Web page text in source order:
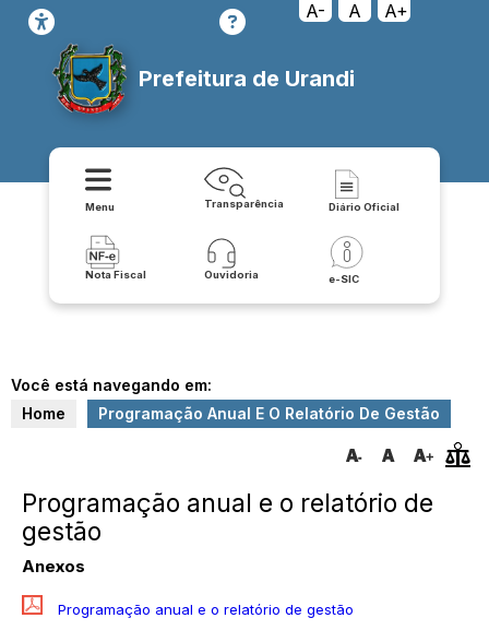
A- A A+
Prefeitura de Urandi
Menu Transparência Diário Oficial
Nota Fiscal Ouvidoria e-SIC
Você está navegando em:
Home
Programação Anual E O Relatório De Gestão
Programação anual e o relatório de
gestão
Anexos
Programação anual e o relatório de gestão